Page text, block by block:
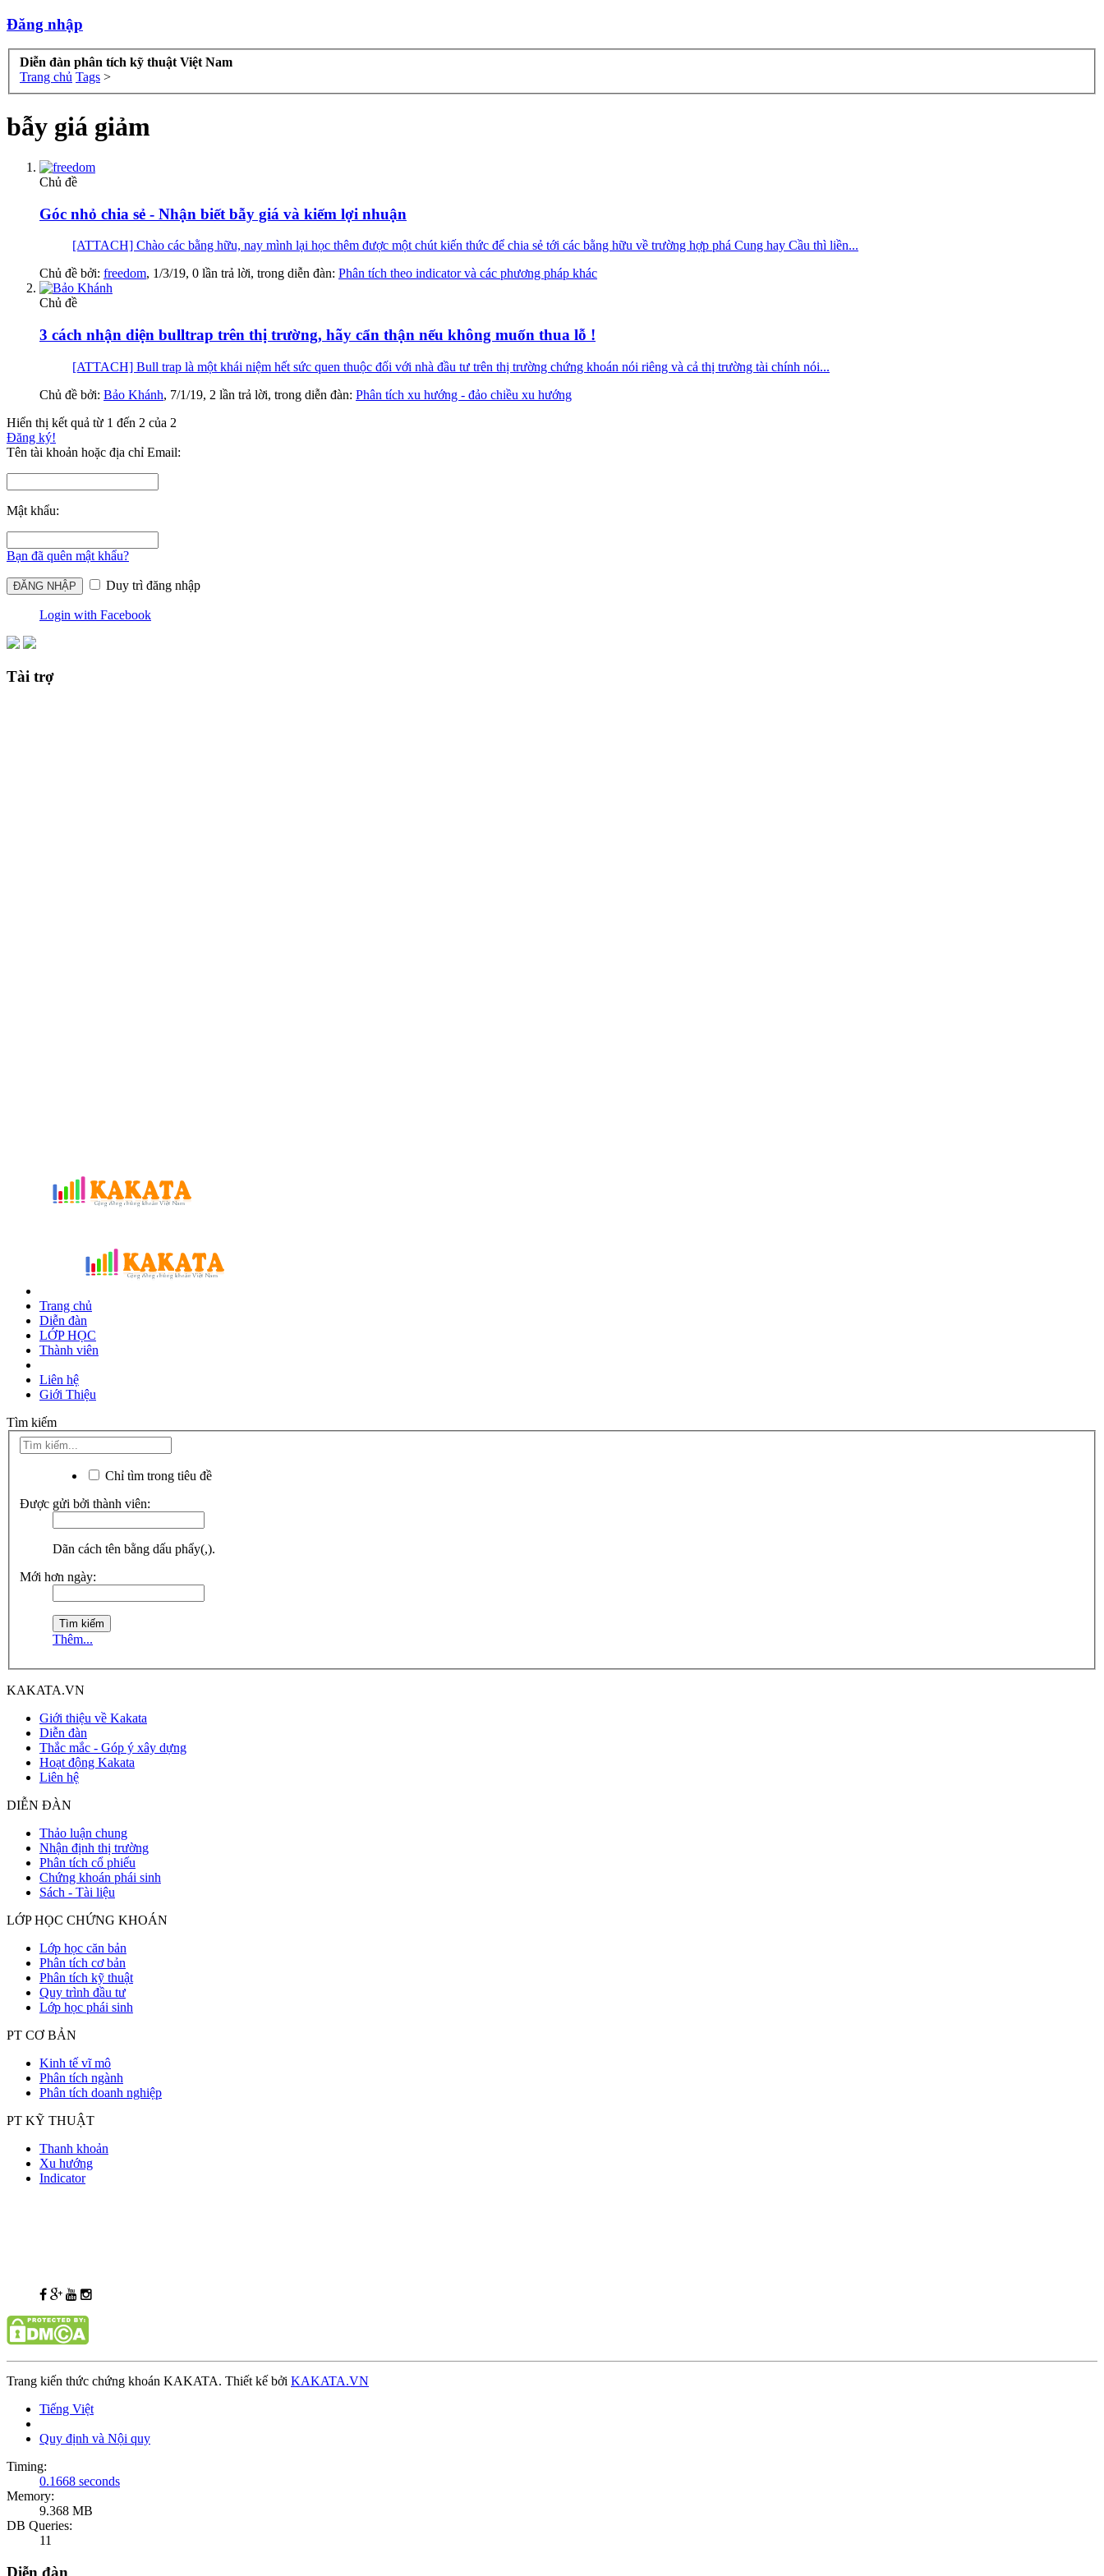
Đăng nhập
Diễn đàn phân tích kỹ thuật Việt Nam
Trang chủ Tags >
bẫy giá giảm
Chủ đề
Góc nhỏ chia sẻ - Nhận biết bẫy giá và kiếm lợi nhuận
[ATTACH] Chào các bằng hữu, nay mình lại học thêm được một chút kiến thức để chia sẻ tới các bằng hữu về trường hợp phá Cung hay Cầu thì liền...
Chủ đề bởi: freedom, 1/3/19, 0 lần trả lời, trong diễn đàn: Phân tích theo indicator và các phương pháp khác
Chủ đề
3 cách nhận diện bulltrap trên thị trường, hãy cẩn thận nếu không muốn thua lỗ !
[ATTACH] Bull trap là một khái niệm hết sức quen thuộc đối với nhà đầu tư trên thị trường chứng khoán nói riêng và cả thị trường tài chính nói...
Chủ đề bởi: Bảo Khánh, 7/1/19, 2 lần trả lời, trong diễn đàn: Phân tích xu hướng - đảo chiều xu hướng
Hiển thị kết quả từ 1 đến 2 của 2
Đăng ký!
Tên tài khoản hoặc địa chỉ Email:
Mật khẩu:
Bạn đã quên mật khẩu?
Duy trì đăng nhập
Login with Facebook
Tài trợ
Trang chủ
Diễn đàn
LỚP HỌC
Thành viên
Liên hệ
Giới Thiệu
Tìm kiếm
Chỉ tìm trong tiêu đề
Được gửi bởi thành viên:
Dãn cách tên bằng dấu phẩy(,).
Mới hơn ngày:
Thêm...
KAKATA.VN
Giới thiệu về Kakata
Diễn đàn
Thắc mắc - Góp ý xây dựng
Hoạt động Kakata
Liên hệ
DIỄN ĐÀN
Thảo luận chung
Nhận định thị trường
Phân tích cổ phiếu
Chứng khoán phái sinh
Sách - Tài liệu
LỚP HỌC CHỨNG KHOÁN
Lớp học căn bản
Phân tích cơ bản
Phân tích kỹ thuật
Quy trình đầu tư
Lớp học phái sinh
PT CƠ BẢN
Kinh tế vĩ mô
Phân tích ngành
Phân tích doanh nghiệp
PT KỸ THUẬT
Thanh khoản
Xu hướng
Indicator
Trang kiến thức chứng khoán KAKATA. Thiết kế bởi KAKATA.VN
Tiếng Việt
Quy định và Nội quy
Timing:
0.1668 seconds
Memory:
9.368 MB
DB Queries:
11
Diễn đàn